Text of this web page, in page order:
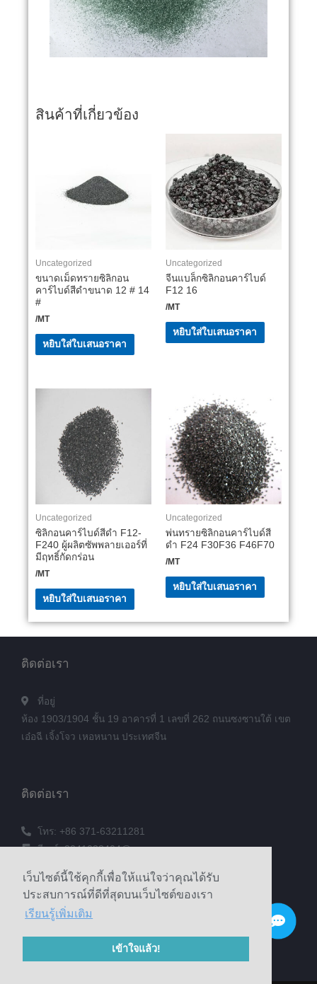
เว็บไซต์นี้ใช้คุกกี้เพื่อให้แน่ใจว่าคุณได้รับ
ประสบการณ์ที่ดีที่สุดบนเว็บไซต์ของเรา
เรียนรู้เพิ่มเติม
เข้าใจแล้ว!
สินค้าที่เกี่ยวข้อง
Uncategorized
ขนาดเม็ดทรายซิลิกอน
คาร์ไบด์สีดำขนาด 12 # 14
#
/MT
หยิบใส่ใบเสนอราคา
Uncategorized
จีนแบล็กซิลิกอนคาร์ไบด์
F12 16
/MT
หยิบใส่ใบเสนอราคา
Uncategorized
ซิลิกอนคาร์ไบด์สีดำ F12-
F240 ผู้ผลิตซัพพลายเออร์ที่
มีฤทธิ์กัดกร่อน
/MT
หยิบใส่ใบเสนอราคา
Uncategorized
พ่นทรายซิลิกอนคาร์ไบด์สี
ดำ F24 F30F36 F46F70
/MT
หยิบใส่ใบเสนอราคา
© 2020 Zhengzhou Haixu Abrasives Co., Ltd. ลิขสิทธิ์
Sitemap
ติดต่อเรา
โทร: +86 371-63211281
อีเมล์: 3241038404@qq.com
โทรศัพท์: +86 18039336686
ติดต่อเรา
ที่อยู่
ห้อง 1903/1904 ชั้น 19 อาคารที่ 1 เลขที่ 262 ถนนซงซานใต้ เขต
เอ๋อฉี เจิ้งโจว เหอหนาน ประเทศจีน